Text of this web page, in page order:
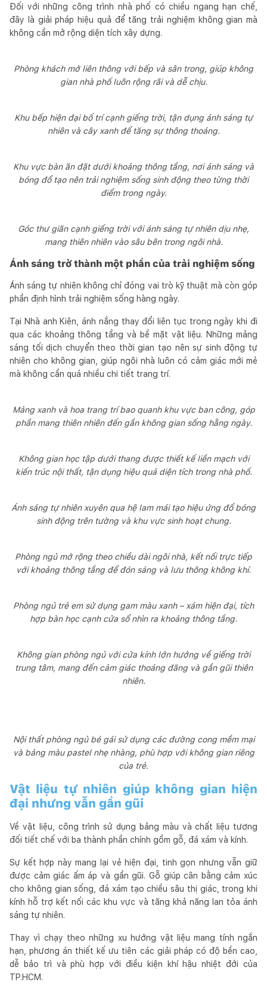
Đối với những công trình nhà phố có chiều ngang hạn chế,
đây là giải pháp hiệu quả để tăng trải nghiệm không gian mà
không cần mở rộng diện tích xây dựng.
Phòng khách mở liên thông với bếp và sân trong, giúp không
gian nhà phố luôn rộng rãi và dễ chịu.
Khu bếp hiện đại bố trí cạnh giếng trời, tận dụng ánh sáng tự
nhiên và cây xanh để tăng sự thông thoáng.
Khu vực bàn ăn đặt dưới khoảng thông tầng, nơi ánh sáng và
bóng đổ tạo nên trải nghiệm sống sinh động theo từng thời
điểm trong ngày.
Góc thư giãn cạnh giếng trời với ánh sáng tự nhiên dịu nhẹ,
mang thiên nhiên vào sâu bên trong ngôi nhà.
Ánh sáng trở thành một phần của trải nghiệm sống
Ánh sáng tự nhiên không chỉ đóng vai trò kỹ thuật mà còn góp
phần định hình trải nghiệm sống hàng ngày.
Tại Nhà anh Kiên, ánh nắng thay đổi liên tục trong ngày khi đi
qua các khoảng thông tầng và bề mặt vật liệu. Những mảng
sáng tối dịch chuyển theo thời gian tạo nên sự sinh động tự
nhiên cho không gian, giúp ngôi nhà luôn có cảm giác mới mẻ
mà không cần quá nhiều chi tiết trang trí.
Mảng xanh và hoa trang trí bao quanh khu vực ban công, góp
phần mang thiên nhiên đến gần không gian sống hằng ngày.
Không gian học tập dưới thang được thiết kế liền mạch với
kiến trúc nội thất, tận dụng hiệu quả diện tích trong nhà phố.
Ánh sáng tự nhiên xuyên qua hệ lam mái tạo hiệu ứng đổ bóng
sinh động trên tường và khu vực sinh hoạt chung.
Phòng ngủ mở rộng theo chiều dài ngôi nhà, kết nối trực tiếp
với khoảng thông tầng để đón sáng và lưu thông không khí.
Phòng ngủ trẻ em sử dụng gam màu xanh – xám hiện đại, tích
hợp bàn học cạnh cửa sổ nhìn ra khoảng thông tầng.
Không gian phòng ngủ với cửa kính lớn hướng về giếng trời
trung tâm, mang đến cảm giác thoáng đãng và gần gũi thiên
nhiên.
Nội thất phòng ngủ bé gái sử dụng các đường cong mềm mại
và bảng màu pastel nhẹ nhàng, phù hợp với không gian riêng
của trẻ.
Vật liệu tự nhiên giúp không gian hiện
đại nhưng vẫn gần gũi
Về vật liệu, công trình sử dụng bảng màu và chất liệu tương
đối tiết chế với ba thành phần chính gồm gỗ, đá xám và kính.
Sự kết hợp này mang lại vẻ hiện đại, tinh gọn nhưng vẫn giữ
được cảm giác ấm áp và gần gũi. Gỗ giúp cân bằng cảm xúc
cho không gian sống, đá xám tạo chiều sâu thị giác, trong khi
kính hỗ trợ kết nối các khu vực và tăng khả năng lan tỏa ánh
sáng tự nhiên.
Thay vì chạy theo những xu hướng vật liệu mang tính ngắn
hạn, phương án thiết kế ưu tiên các giải pháp có độ bền cao,
dễ bảo trì và phù hợp với điều kiện khí hậu nhiệt đới của
TP.HCM.